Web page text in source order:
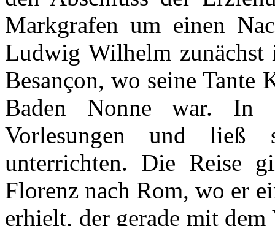
Markgrafen um einen
Ludwig Wilhelm zunächst
Besançon,wo seineTante
Baden Nonne war. In
Vorlesungen undließ
unterrichten. Die Reise
Florenz nach Rom,wo er
erhielt, der gerade mit dem